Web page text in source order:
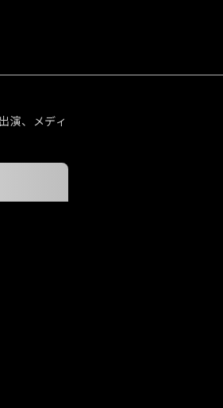
演、メディ